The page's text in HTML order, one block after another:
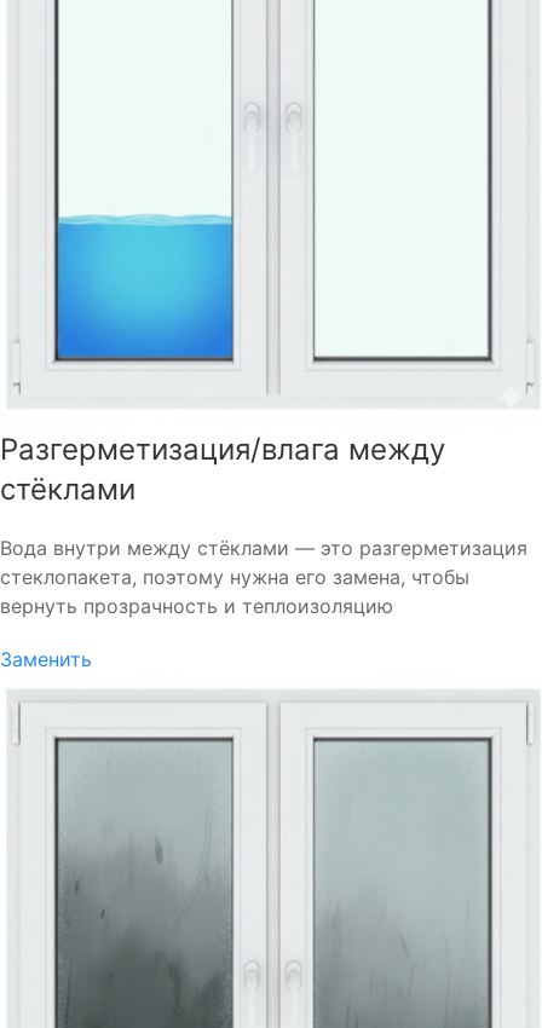
Разгерметизация/влага между
стёклами
Вода внутри между стёклами — это разгерметизация
стеклопакета, поэтому нужна его замена, чтобы
вернуть прозрачность и теплоизоляцию
Заменить